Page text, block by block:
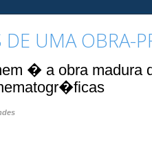
UMA OBRA-
� a obra madura